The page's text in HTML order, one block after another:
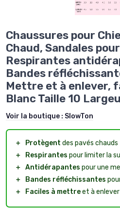
Chaussures pour
Chaud, Sandales
Respirantes
Bandes
Mettre et à enlever,
Blanc Taille 10
Voir la boutique : SlowTon
＋ Protègent des pavés chauds
＋
Respirantes pour limiter la
＋ Antidérapantes pour une
＋
Bandes réfléchissantes
＋
Faciles à mettreet à enlever